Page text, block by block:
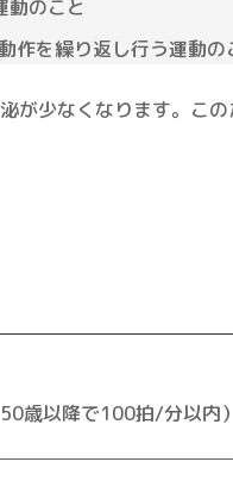
動のこと
を繰り返し行う運動の
が少なくなります。こ
歳以降で100拍/分以内）